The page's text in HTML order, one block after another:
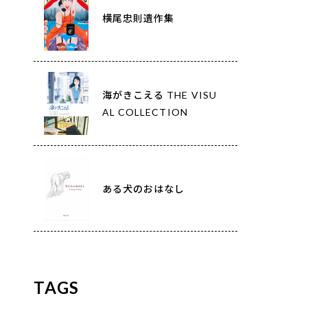
横尾忠則遺作集
海がきこえる THE VISU
AL COLLECTION
ある犬のおはなし
TAGS